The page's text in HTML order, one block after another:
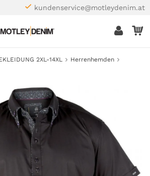
kundenservice@motleydenim.at
2XL-14XL
Herrenhemden